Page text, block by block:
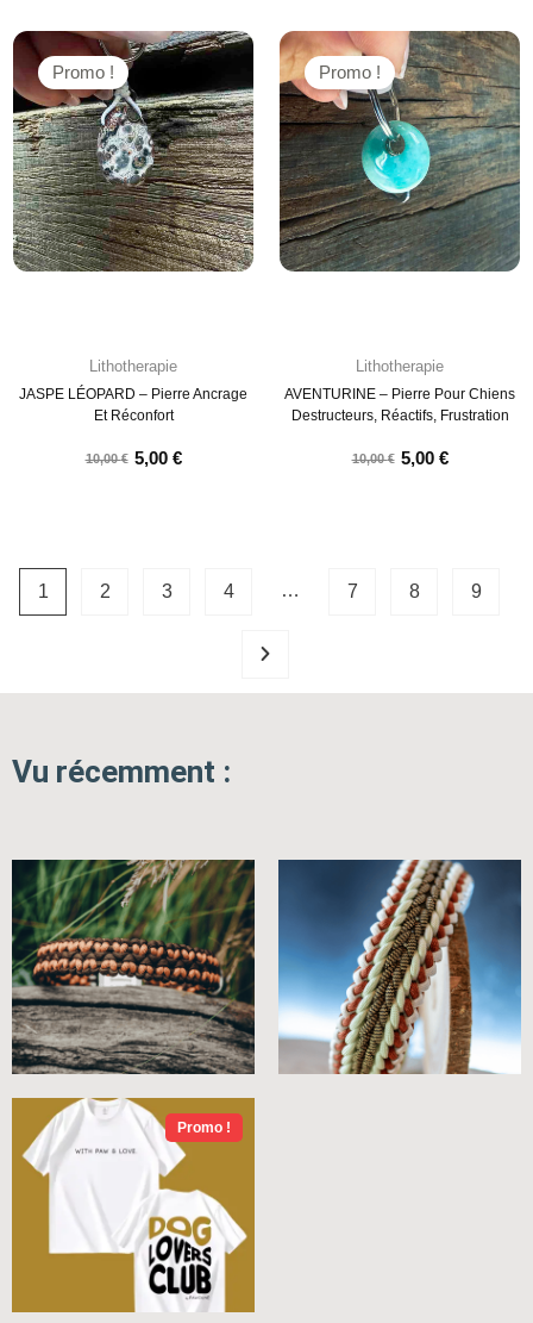
Lithotherapie
JASPE LÉOPARD – Pierre Ancrage
Et Réconfort
10,00€ 5,00 €
Promo !
Lithotherapie
AVENTURINE – Pierre Pour Chiens
Destructeurs, Réactifs, Frustration
10,00€ 5,00 €
Promo !
1 2 3 4 … 7 8 9
Vu récemment :
Promo !